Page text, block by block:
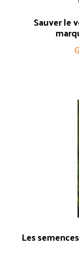
Sauver le
Les